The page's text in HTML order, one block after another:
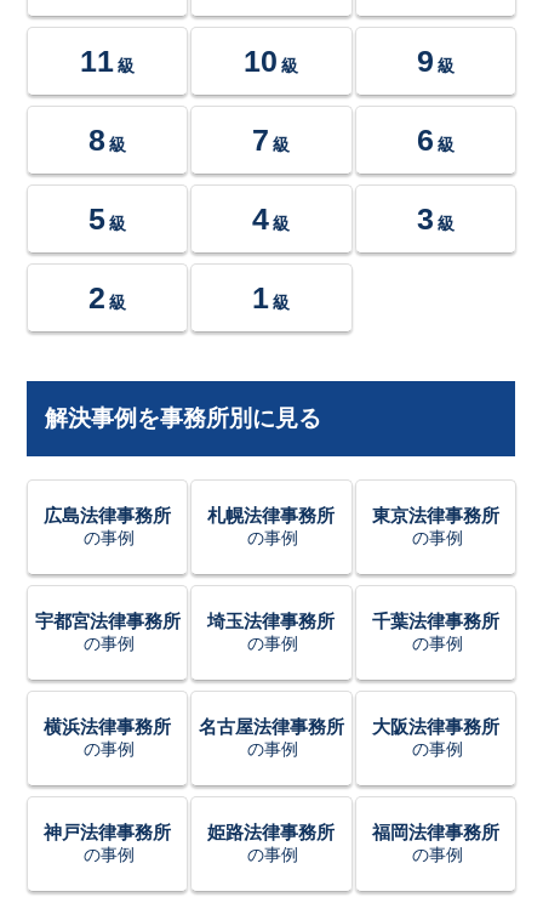
11 級 10 級 9 級
8 級 7 級 6 級
5 級 4 級 3 級
2 級 1 級
解決事例を事務所別に見る
広島法律事務所
の事例
札幌法律事務所
の事例
東京法律事務所
の事例
宇都宮法律事務所
の事例
埼玉法律事務所
の事例
千葉法律事務所
の事例
横浜法律事務所
の事例
名古屋法律事務所
の事例
大阪法律事務所
の事例
神戸法律事務所
の事例
姫路法律事務所
の事例
福岡法律事務所
の事例